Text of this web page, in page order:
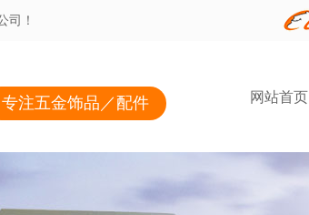
司！
专注五金饰品／配件 网站首页